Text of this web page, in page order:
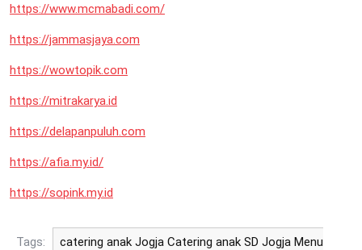
https://www.mcmabadi.com/
https://jammasjaya.com
https://wowtopik.com
https://mitrakarya.id
https://delapanpuluh.com
https://afia.my.id/
https://sopink.my.id
Tags: catering anak Jogja Catering anak SD Jogja Menu